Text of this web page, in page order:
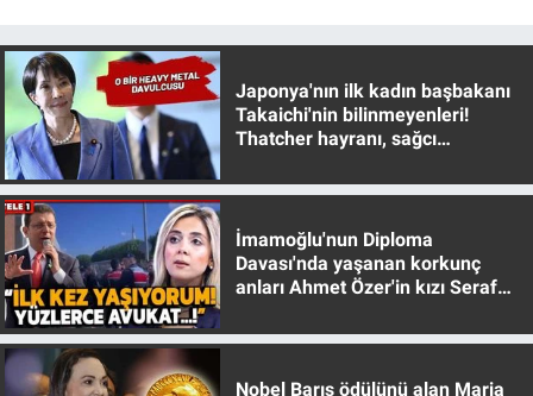
Japonya'nın ilk kadın başbakanı
Takaichi'nin bilinmeyenleri!
Thatcher hayranı, sağcı
İmamoğlu'nun Diploma
Davası'nda yaşanan korkunç
anları Ahmet Özer'in kızı Seraf
Nobel Barış ödülünü alan Maria